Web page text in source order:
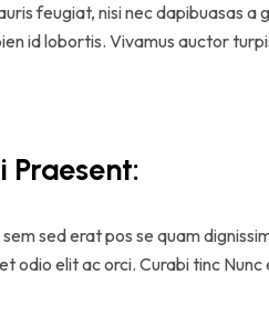
feugiat, nisi nec dapibuasas a
id lobortis. Vivamus auctor
Praesent:
sed erat pos se quam
odio elit ac orci. Curabi tinc Nunc